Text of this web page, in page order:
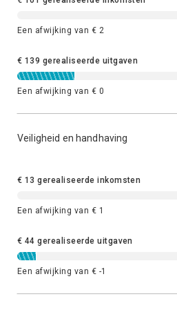
Een afwijking van € 2
€ 139 gerealiseerde uitgaven
Een afwijking van € 0
Veiligheid en handhaving
€ 13 gerealiseerde inkomsten
Een afwijking van € 1
€ 44 gerealiseerde uitgaven
Een afwijking van € -1